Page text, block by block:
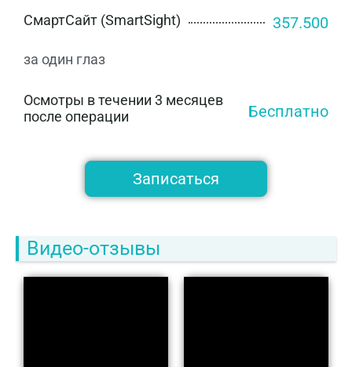
СмартСайт (SmartSight) 357.500
за один глаз
Осмотры в течении 3 месяцев
после операции
Бесплатно
Записаться
Видео-отзывы